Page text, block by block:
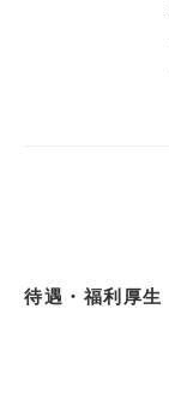
待遇・福利厚生